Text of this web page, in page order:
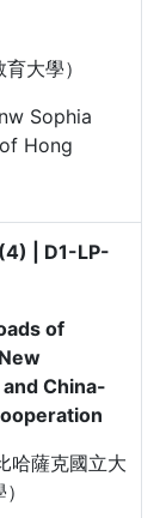
大學）
Sophia
Hong
| D1-LP-
of
China-
哈薩克國立大